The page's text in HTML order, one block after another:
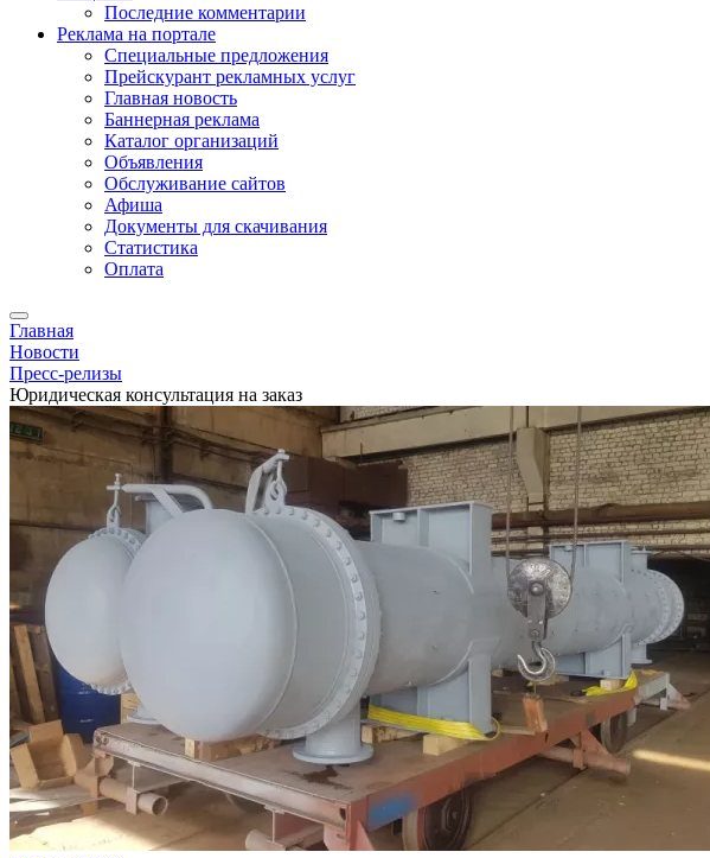
Последние комментарии
Реклама на портале
Специальные предложения
Прейскурант рекламных услуг
Главная новость
Баннерная реклама
Каталог организаций
Объявления
Обслуживание сайтов
Афиша
Документы для скачивания
Статистика
Оплата
Главная
Новости
Пресс-релизы
Юридическая консультация на заказ